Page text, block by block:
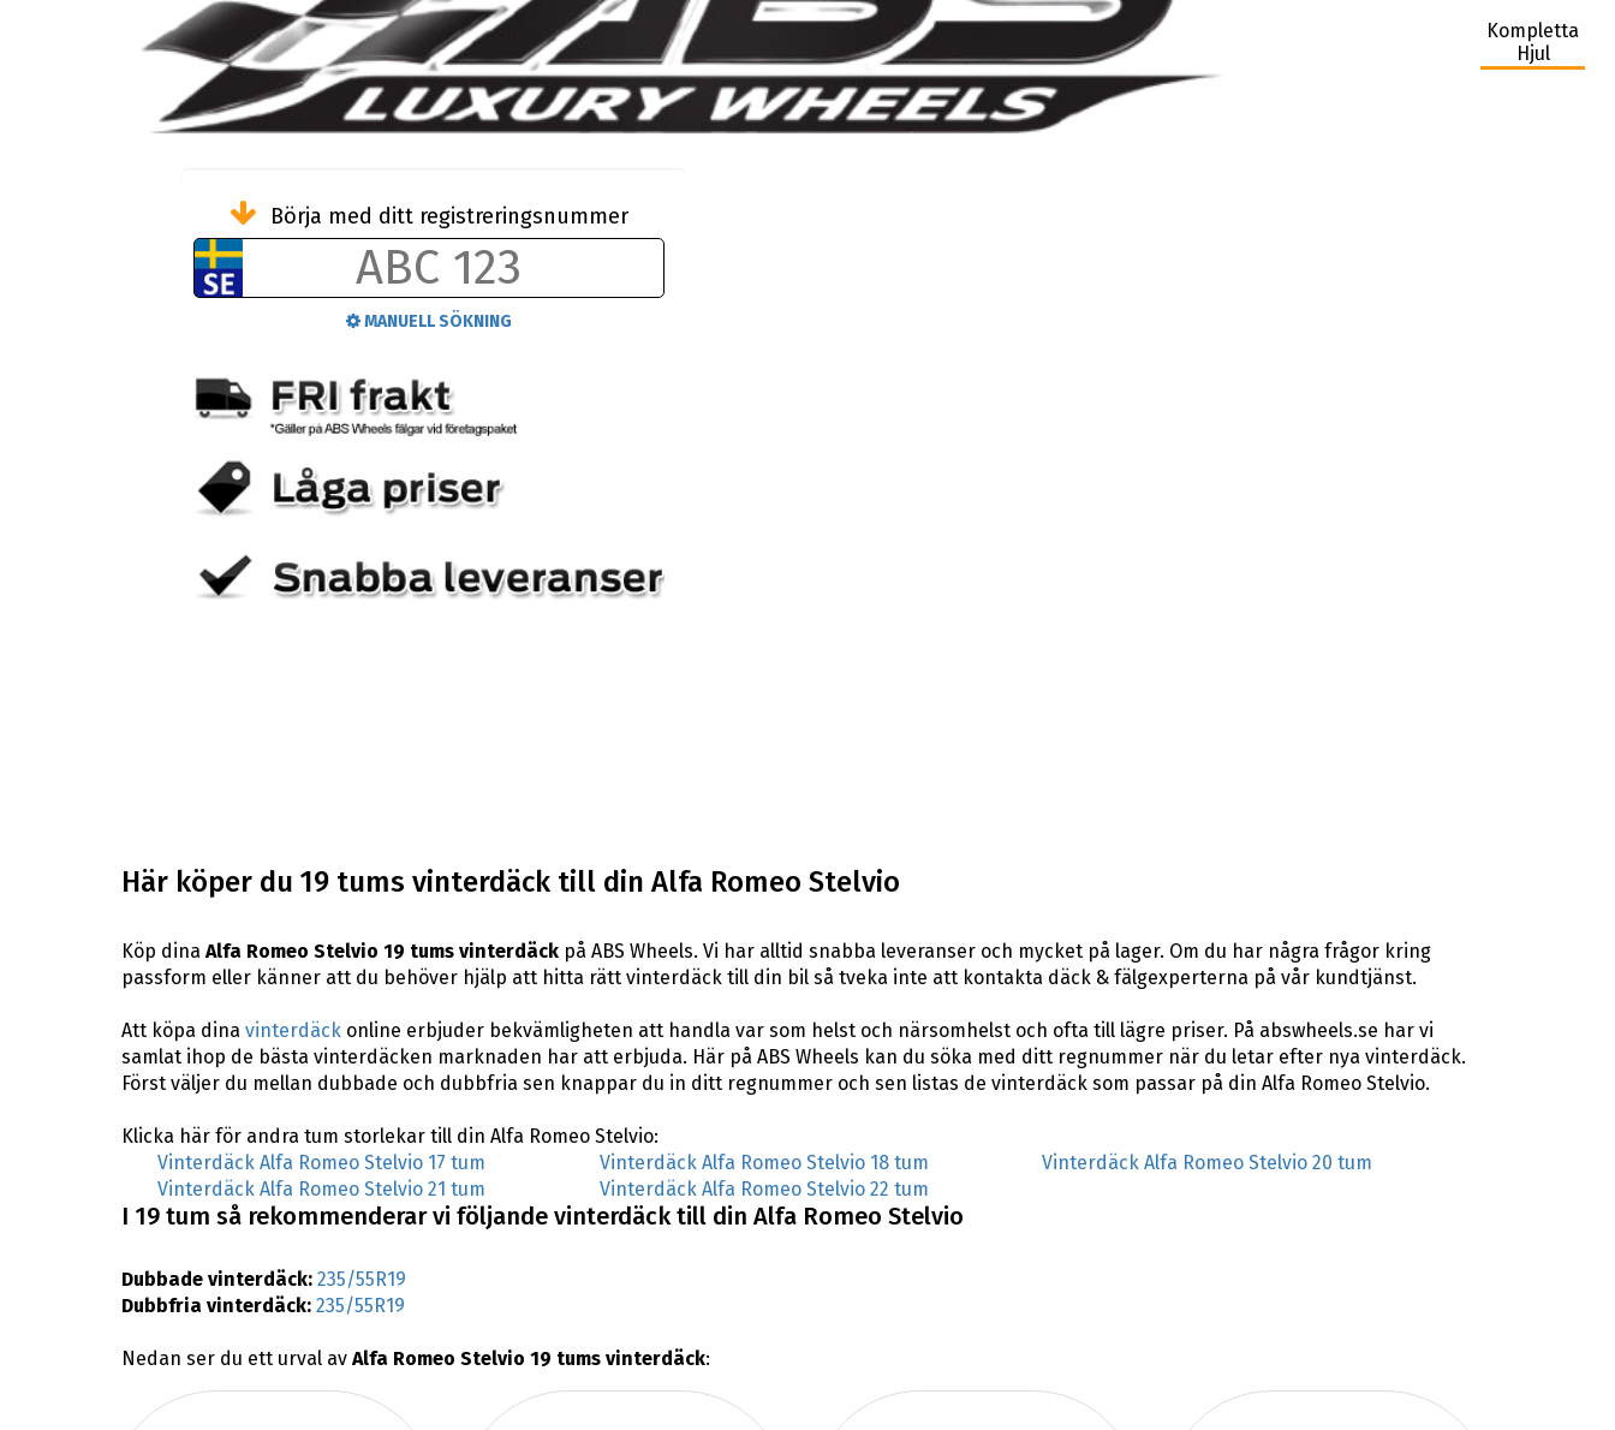
Kompletta
Hjul
Börja med ditt registreringsnummer
MANUELL SÖKNING
Här köper du 19 tums vinterdäck till din Alfa Romeo Stelvio
Köp dina Alfa Romeo Stelvio 19 tums vinterdäckpå ABS Wheels. Vi har alltid snabba leveranser och mycket på lager. Om du har några frågor kring
passform eller känner att du behöver hjälp att hitta rätt vinterdäck till din bil så tveka inte att kontakta däck & fälgexperterna på vår kundtjänst.
Att köpa dina vinterdäckonline erbjuder bekvämligheten att handla var som helst och närsomhelst och ofta till lägre priser. På abswheels.se har vi
samlat ihop de bästa vinterdäcken marknaden har att erbjuda. Här på ABS Wheels kan du söka med ditt regnummer när du letar efter nya vinterdäck.
Först väljer du mellan dubbade och dubbfria sen knappar du in ditt regnummer och sen listas de vinterdäck som passar på din Alfa Romeo Stelvio.
Klicka här för andra tum storlekar till din Alfa Romeo Stelvio:
Vinterdäck Alfa Romeo Stelvio 17 tum
Vinterdäck Alfa Romeo Stelvio 18 tum
Vinterdäck Alfa Romeo Stelvio 20 tum
Vinterdäck Alfa Romeo Stelvio 21 tum
Vinterdäck Alfa Romeo Stelvio 22 tum
I 19 tum så rekommenderar vi följande vinterdäck till din Alfa Romeo Stelvio
Dubbade vinterdäck: 235/55R19
Dubbfria vinterdäck: 235/55R19
Nedan ser du ett urval av Alfa Romeo Stelvio 19 tums vinterdäck: